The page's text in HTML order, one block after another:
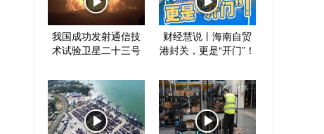
我国成功发射通信技
术试验卫星二十三号
财经慧说丨海南自贸
港封关，更是“开门”！